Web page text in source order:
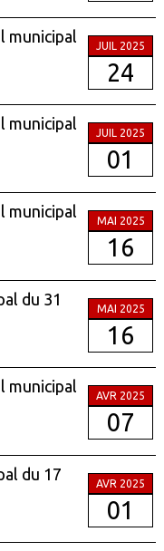
municipal
JUIL 2025
24
municipal
JUIL 2025
01
municipal
MAI 2025
16
du 31
MAI 2025
16
municipal
AVR 2025
07
du 17
AVR 2025
01